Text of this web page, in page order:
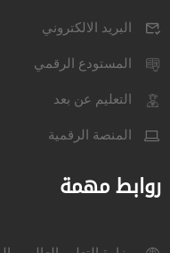
البريد الالكتروني
المستودع الرقمي
التعليم عن بعد
المنصة الرقمية
روابط مهمة